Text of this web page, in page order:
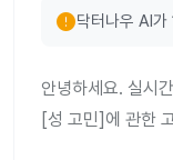
error닥터나우 AI
안녕하세요. 실시
[성 고민]에 관한